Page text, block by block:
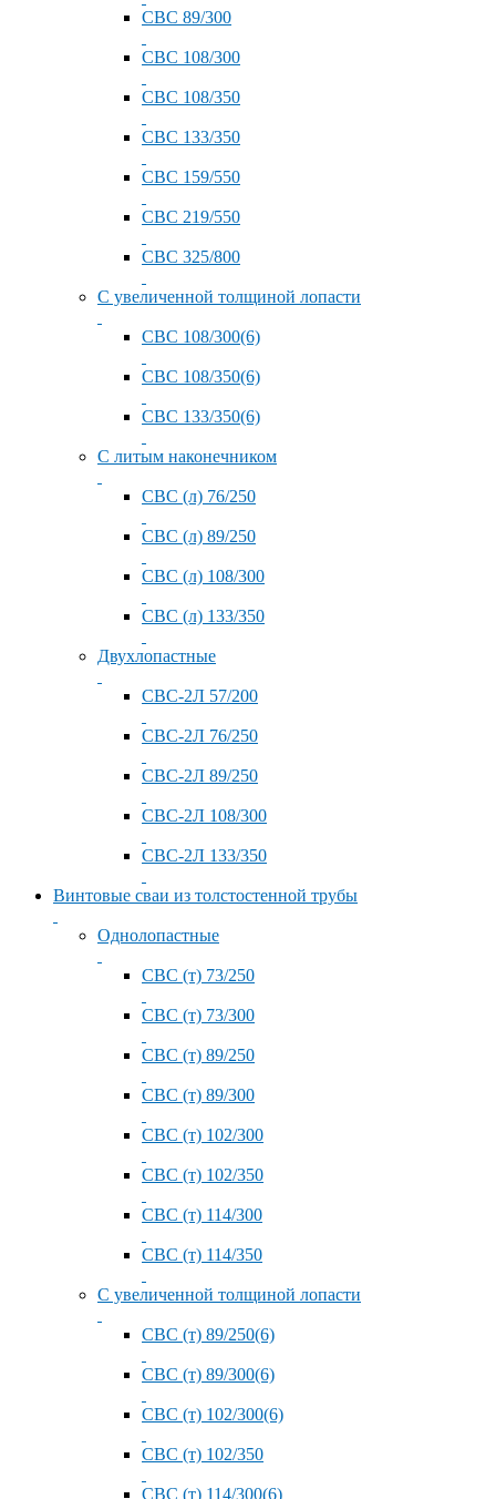
СВС 89/300
СВС 108/300
СВС 108/350
СВС 133/350
СВС 159/550
СВС 219/550
СВС 325/800
С увеличенной толщиной лопасти
СВС 108/300(6)
СВС 108/350(6)
СВС 133/350(6)
С литым наконечником
СВС (л) 76/250
СВС (л) 89/250
СВС (л) 108/300
СВС (л) 133/350
Двухлопастные
СВС-2Л 57/200
СВС-2Л 76/250
СВС-2Л 89/250
СВС-2Л 108/300
СВС-2Л 133/350
Винтовые сваи из толстостенной трубы
Однолопастные
СВС (т) 73/250
СВС (т) 73/300
СВС (т) 89/250
СВС (т) 89/300
СВС (т) 102/300
СВС (т) 102/350
СВС (т) 114/300
СВС (т) 114/350
С увеличенной толщиной лопасти
СВС (т) 89/250(6)
СВС (т) 89/300(6)
СВС (т) 102/300(6)
СВС (т) 102/350
СВС (т) 114/300(6)